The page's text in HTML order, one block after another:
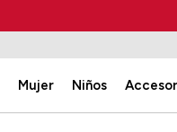
Mujer Niños